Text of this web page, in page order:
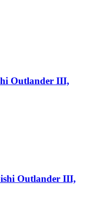
Outlander III,
Outlander III,